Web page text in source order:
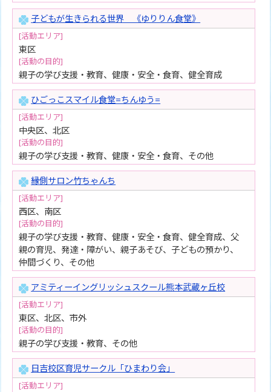
子どもが生きられる世界 《ゆりりん食堂》
[活動エリア]
東区
[活動の目的]
親子の学び支援・教育、健康・安全・食育、健全育成
ひごっこスマイル食堂=ちんゆう=
[活動エリア]
中央区、北区
[活動の目的]
親子の学び支援・教育、健康・安全・食育、その他
縁側サロン竹ちゃんち
[活動エリア]
西区、南区
[活動の目的]
親子の学び支援・教育、健康・安全・食育、健全育成、父
親の育児、発達・障がい、親子あそび、子どもの預かり、
仲間づくり、その他
アミティーイングリッシュスクール熊本武蔵ヶ丘校
[活動エリア]
東区、北区、市外
[活動の目的]
親子の学び支援・教育、その他
日吉校区育児サークル「ひまわり会」
[活動エリア]